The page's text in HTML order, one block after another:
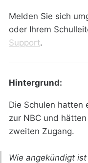
Melden Sie sich
oder Ihrem
Support.
Hintergrund:
Die Schulen hatten
zur NBC und
zweiten Zugang.
Wie angekündigt